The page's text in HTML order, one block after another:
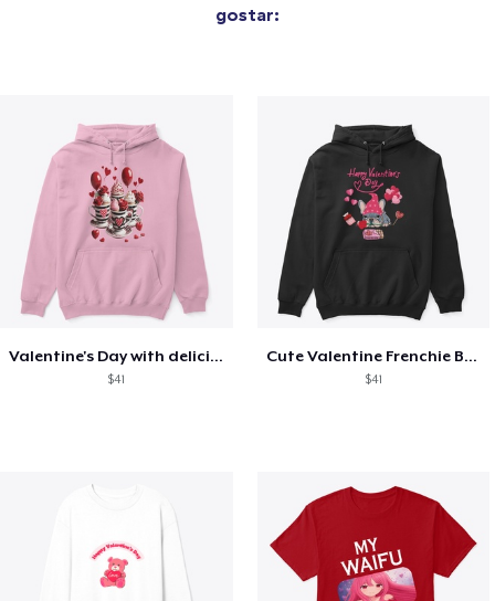
gostar:
Valentine's Day with delicious food
$41
Cute Valentine Frenchie Bulldog
$41